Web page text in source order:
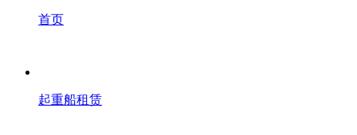
首页
起重船租赁